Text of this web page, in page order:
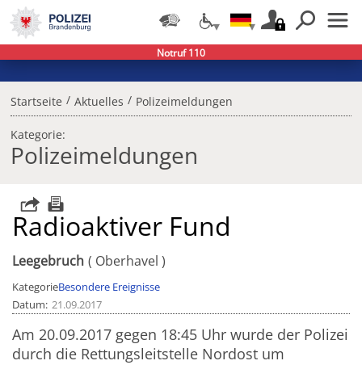
Startseite / Aktuelles / Polizeimeldungen
Kategorie:
Polizeimeldungen
Radioaktiver Fund
Leegebruch Oberhavel
KategorieBesondere Ereignisse
Datum 21.09.2017
Am 20.09.2017 gegen 18:45 Uhr wurde der Polizei
durch die Rettungsleitstelle Nordost um
Notruf 110